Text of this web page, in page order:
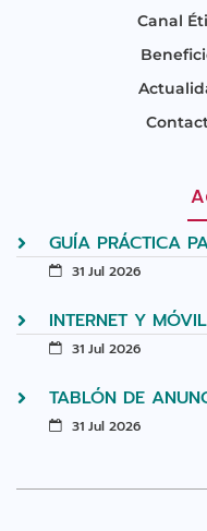
Canal
GUÍA PRÁCTICA
31 Jul 2026
INTERNET Y
31 Jul 2026
TABLÓN DE
31 Jul 2026